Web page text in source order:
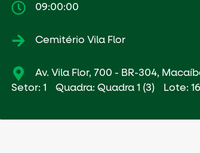
09:00:00
Cemitério Vila Flor
Av. Vila Flor, 700 - BR-304,
Setor: 1
Quadra: Quadra 1 (3) Lote: